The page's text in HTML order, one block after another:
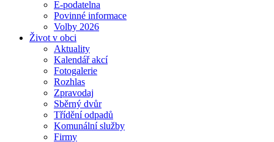
E-podatelna
Povinné informace
Volby 2026
Život v obci
Aktuality
Kalendář akcí
Fotogalerie
Rozhlas
Zpravodaj
Sběrný dvůr
Třídění odpadů
Komunální služby
Firmy